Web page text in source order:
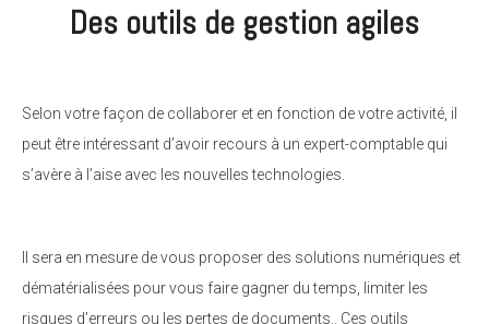
Des outils de gestion agiles
Selon votre façon de collaborer et en fonction de votre activité, il
peut être intéressant d’avoir recours à un expert-comptable qui
s’avère à l’aise avec les nouvelles technologies.
Il sera en mesure de vous proposer des solutions numériques et
dématérialisées pour vous faire gagner du temps, limiter les
risques d’erreurs ou les pertes de documents.. Ces outils